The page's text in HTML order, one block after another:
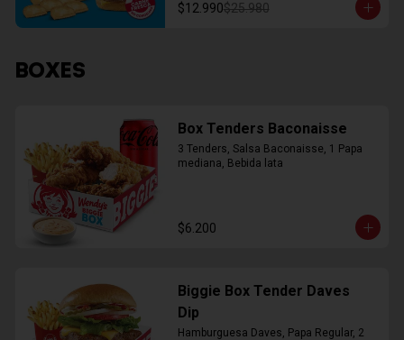
$12.990$25.980
BOXES
Box Tenders Baconaisse
3 Tenders, Salsa Baconaisse, 1 Papa
mediana, Bebida lata
$6.200
Biggie Box Tender Daves
Dip
Hamburguesa Daves, Papa Regular, 2